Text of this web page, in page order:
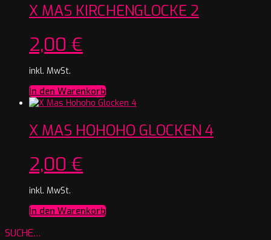
X MAS KIRCHENGLOCKE 2
2,00 €
inkl. MwSt.
In den Warenkorb
X MAS HOHOHO GLOCKEN 4
2,00 €
inkl. MwSt.
In den Warenkorb
SUCHE…